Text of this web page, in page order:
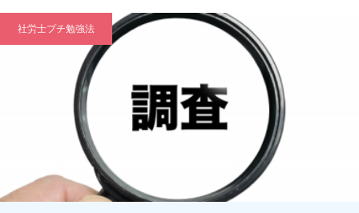
社労士プチ勉強法